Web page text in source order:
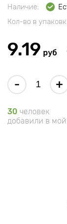
Наличие:
Кол-во в
9.19 руб
- +
30 человек
добавили в